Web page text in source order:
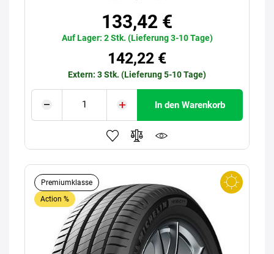
133,42 €
Auf Lager: 2 Stk. (Lieferung 3-10 Tage)
142,22 €
Extern: 3 Stk. (Lieferung 5-10 Tage)
In den Warenkorb
Premiumklasse
Action %